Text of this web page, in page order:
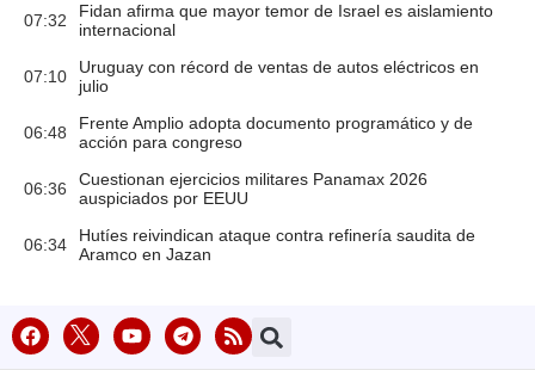
07:32
Fidan afirma que mayor temor de Israel es aislamiento
internacional
07:10
Uruguay con récord de ventas de autos eléctricos en
julio
06:48
Frente Amplio adopta documento programático y de
acción para congreso
06:36
Cuestionan ejercicios militares Panamax 2026
auspiciados por EEUU
06:34
Hutíes reivindican ataque contra refinería saudita de
Aramco en Jazan